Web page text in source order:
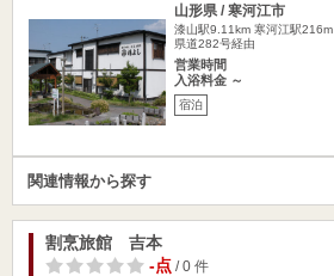
山形県 / 寒河江市
漆山駅9.11km 寒河江駅216m
県道282号経由
営業時間
入浴料金 ～
宿泊
関連情報から探す
割烹旅館 吉本
-点/ 0 件